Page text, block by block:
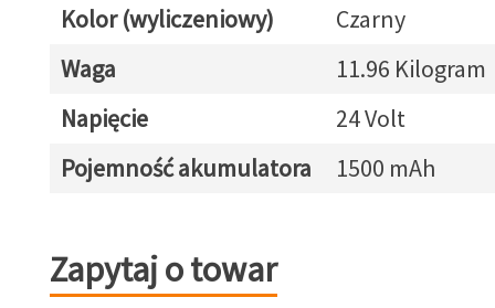
Kolor (wyliczeniowy)
Czarny
Waga
11.96 Kilogram
Napięcie
24 Volt
Pojemność akumulatora
1500 mAh
Zapytaj o towar
Zapytaj o towar